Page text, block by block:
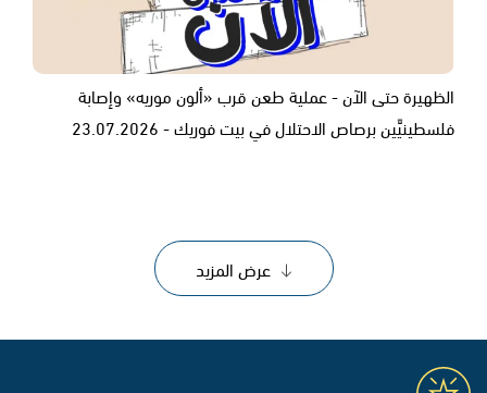
الظهيرة حتى الآن - عملية طعن قرب «ألون موريه» وإصابة
فلسطينيَّين برصاص الاحتلال في بيت فوريك - 23.07.2026
عرض المزيد